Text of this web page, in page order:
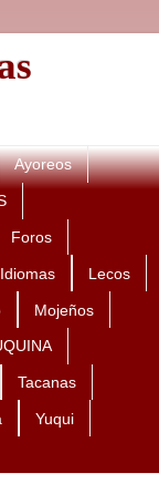
Ayoreos
Foros
Idiomas Lecos
Mojeños
Tacanas
Yuqui